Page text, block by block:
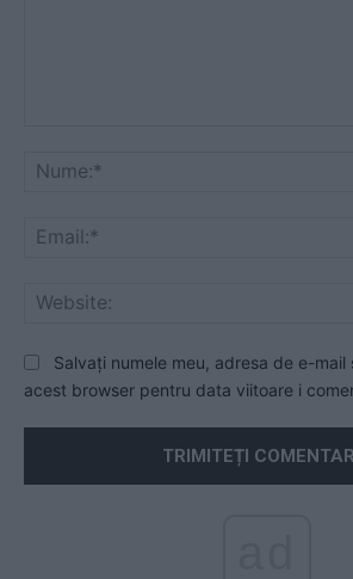
Salvați numele meu, adresa de e-mail
acest browser pentru data viitoare i